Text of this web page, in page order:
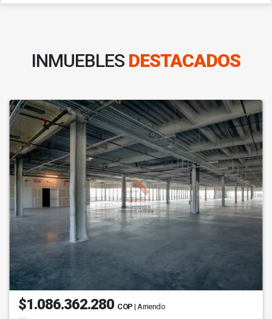
INMUEBLES DESTACADOS
$1.086.362.280 COP | Arriendo